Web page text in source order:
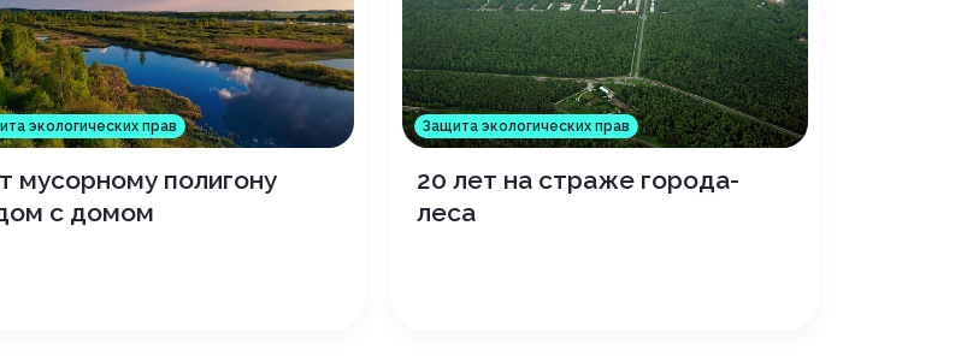
экологических прав
мусорному полигону
с домом
Защита экологических прав
20 лет на страже города-
леса